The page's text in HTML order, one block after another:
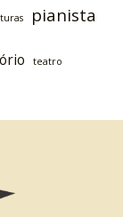
pianista
teatro